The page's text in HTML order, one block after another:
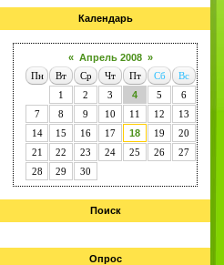
Календарь
« Апрель 2008 »
Пн
Вт Ср Чт Пт Сб
Вс
1
2 3 4 5
6
7
8 9 10 11 12
13
14
15 16 17 18 19
20
21
22 23 24 25 26
27
28
29 30
Поиск
Опрос